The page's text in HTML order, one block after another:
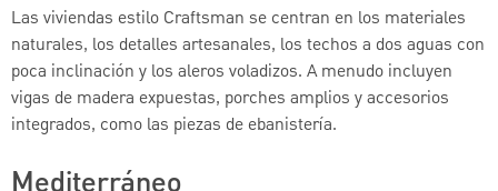
Las viviendas estilo Craftsman se centran en los materiales
naturales, los detalles artesanales, los techos a dos aguas con
poca inclinación y los aleros voladizos. A menudo incluyen
vigas de madera expuestas, porches amplios y accesorios
integrados, como las piezas de ebanistería.